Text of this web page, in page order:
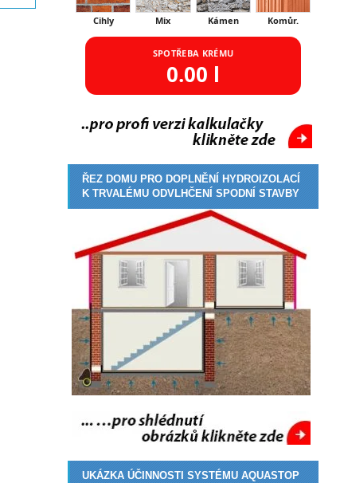
Cihly Mix Kámen Komůr.
SPOTŘEBA KRÉMU
0.00 l
ŘEZ DOMU PRO DOPLNĚNÍ HYDROIZOLACÍ
K TRVALÉMU ODVLHČENÍ SPODNÍ STAVBY
UKÁZKA ÚČINNOSTI SYSTÉMU AQUASTOP